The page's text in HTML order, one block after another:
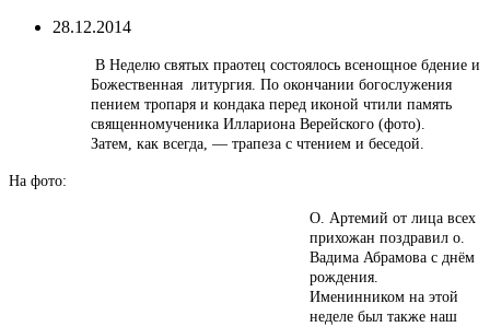
28.12.2014
В Неделю святых праотец состоялось всенощное бдение и
Божественная литургия. По окончании богослужения
пением тропаря и кондака перед иконой чтили память
священномученика Иллариона Верейского (фото).
Затем, как всегда, — трапеза с чтением и беседой.
На фото:
О. Артемий от лица всех
прихожан поздравил о.
Вадима Абрамова с днём
рождения.
Именинником на этой
неделе был также наш